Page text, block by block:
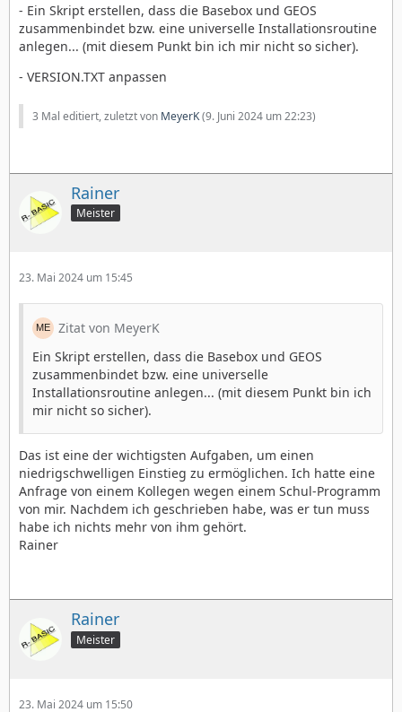
- Ein Skript erstellen, dass die Basebox und GEOS
zusammenbindet bzw. eine universelle Installationsroutine
anlegen... (mit diesem Punkt bin ich mir nicht so sicher).
- VERSION.TXT anpassen
3 Mal editiert, zuletzt von MeyerK(9. Juni 2024 um 22:23)
Rainer
Meister
23. Mai 2024 um 15:45
Zitat von MeyerK
Ein Skript erstellen, dass die Basebox und GEOS
zusammenbindet bzw. eine universelle
Installationsroutine anlegen... (mit diesem Punkt bin ich
mir nicht so sicher).
Das ist eine der wichtigsten Aufgaben, um einen
niedrigschwelligen Einstieg zu ermöglichen. Ich hatte eine
Anfrage von einem Kollegen wegen einem Schul-Programm
von mir. Nachdem ich geschrieben habe, was er tun muss
habe ich nichts mehr von ihm gehört.
Rainer
Rainer
Meister
23. Mai 2024 um 15:50